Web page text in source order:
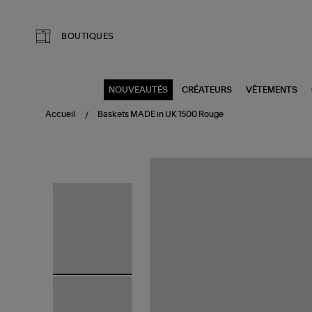
BOUTIQUES
NOUVEAUTÉS CRÉATEURS VÊTEMENTS
Accueil Baskets MADE in UK 1500 Rouge